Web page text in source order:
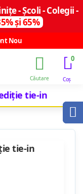
- Școli - Colegii -
și 65%
Nou
0
tie-in
tie-in